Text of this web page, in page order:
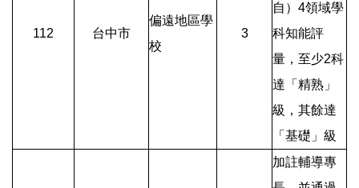
112 台中市
偏遠地區學
校
3
自）4領域學
科知能評
量，至少2科
達「精熟」
級，其餘達
「基礎」級
加註輔導專